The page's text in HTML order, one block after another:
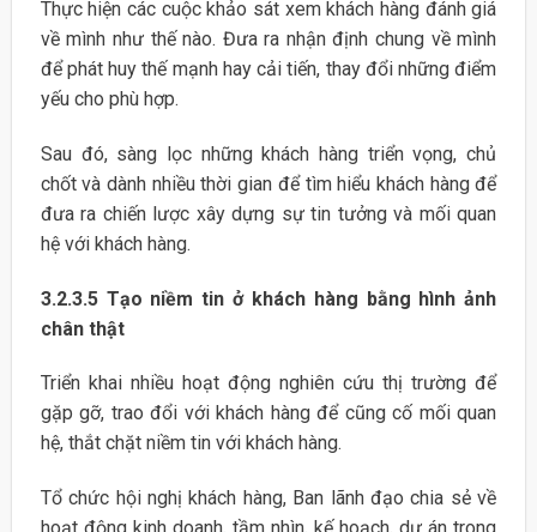
Thực hiện các cuộc khảo sát xem khách hàng đánh giá
về mình như thế nào. Đưa ra nhận định chung về mình
để phát huy thế mạnh hay cải tiến, thay đổi những điểm
yếu cho phù hợp.
Sau đó, sàng lọc những khách hàng triển vọng, chủ
chốt và dành nhiều thời gian để tìm hiểu khách hàng để
đưa ra chiến lược xây dựng sự tin tưởng và mối quan
hệ với khách hàng.
3.2.3.5 Tạo niềm tin ở khách hàng bằng hình ảnh
chân thật
Triển khai nhiều hoạt động nghiên cứu thị trường để
gặp gỡ, trao đổi với khách hàng để cũng cố mối quan
hệ, thắt chặt niềm tin với khách hàng.
Tổ chức hội nghị khách hàng, Ban lãnh đạo chia sẻ về